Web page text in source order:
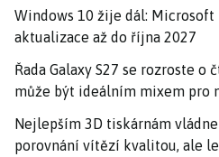
Windows 10 žije dál:
aktualizace až do října 2027
Řada Galaxy S27 se rozroste
může být ideálním mixem pro
Nejlepším 3D tiskárnám vládne
porovnání vítězí kvalitou, ale